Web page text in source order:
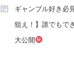
ギャンブル好き必
狙え！】誰でもで
大公開